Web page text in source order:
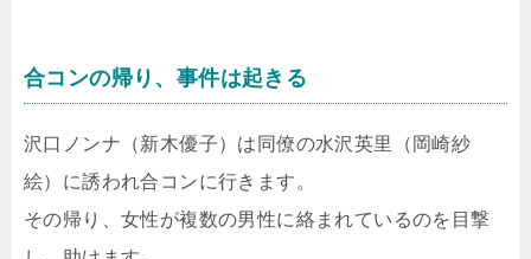
合コンの帰り、事件は起きる
沢口ノンナ（新木優子）は同僚の水沢英里（岡崎紗
絵）に誘われ合コンに行きます。
その帰り、女性が複数の男性に絡まれているのを目撃